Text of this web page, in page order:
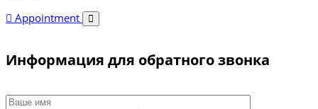
Appointment
Информация для обратного звонка